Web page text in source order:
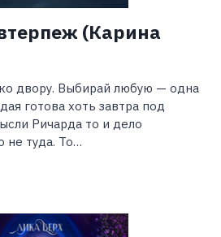
(Карина
двору. Выбирай любую — одна
готова хоть завтра под
Ричарда то и дело
не туда. То…